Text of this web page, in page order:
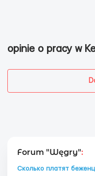
opinie o pracy w
Forum "Węgry":
Сколько платят